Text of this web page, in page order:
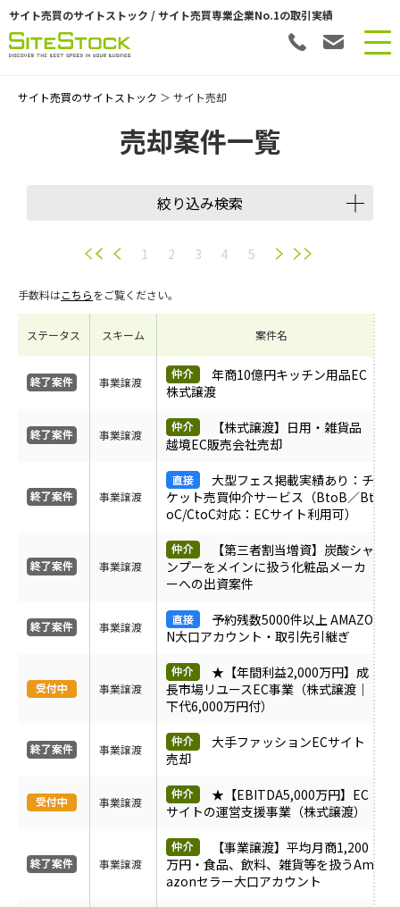
サイト売買のサイトストック / サイト売買専業企業No.1の取引実績
サイト売買のサイトストック ＞ サイト売却
売却案件一覧
絞り込み検索
譲渡スキーム
会員数
希望価格
カテゴリ
受付中のみ表示
1 2 3 4 5
手数料はこちらをご覧ください。
ステータス スキーム 案件名
事業譲渡
年商10億円キッチン用品EC
株式譲渡
事業譲渡
【株式譲渡】日用・雑貨品
越境EC販売会社売却
事業譲渡
大型フェス掲載実績あり：チ
ケット売買仲介サービス（BtoB／Bt
oC/CtoC対応：ECサイト利用可）
事業譲渡
【第三者割当増資】炭酸シャ
ンプーをメインに扱う化粧品メーカ
ーへの出資案件
事業譲渡
予約残数5000件以上 AMAZO
N大口アカウント・取引先引継ぎ
事業譲渡
★【年間利益2,000万円】成
長市場リユースEC事業（株式譲渡｜
下代6,000万円付）
事業譲渡
大手ファッションECサイト
売却
事業譲渡
★【EBITDA5,000万円】EC
サイトの運営支援事業（株式譲渡）
事業譲渡
【事業譲渡】平均月商1,200
万円・食品、飲料、雑貨等を扱うAm
azonセラー大口アカウント